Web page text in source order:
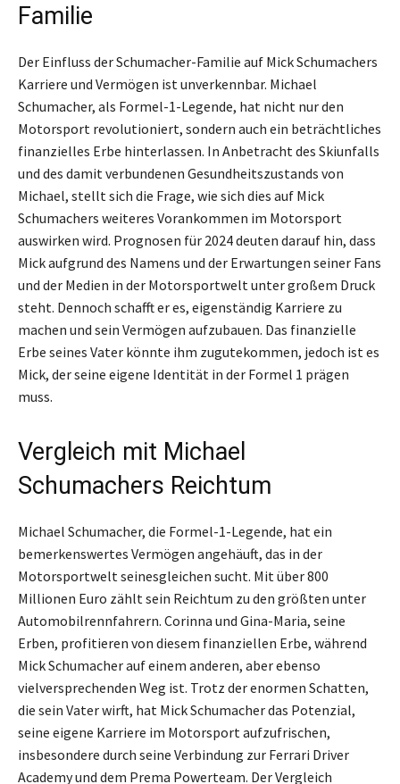
Familie
Der Einfluss der Schumacher-Familie auf Mick Schumachers
Karriere und Vermögen ist unverkennbar. Michael
Schumacher, als Formel-1-Legende, hat nicht nur den
Motorsport revolutioniert, sondern auch ein beträchtliches
finanzielles Erbe hinterlassen. In Anbetracht des Skiunfalls
und des damit verbundenen Gesundheitszustands von
Michael, stellt sich die Frage, wie sich dies auf Mick
Schumachers weiteres Vorankommen im Motorsport
auswirken wird. Prognosen für 2024 deuten darauf hin, dass
Mick aufgrund des Namens und der Erwartungen seiner Fans
und der Medien in der Motorsportwelt unter großem Druck
steht. Dennoch schafft er es, eigenständig Karriere zu
machen und sein Vermögen aufzubauen. Das finanzielle
Erbe seines Vater könnte ihm zugutekommen, jedoch ist es
Mick, der seine eigene Identität in der Formel 1 prägen
muss.
Vergleich mit Michael
Schumachers Reichtum
Michael Schumacher, die Formel-1-Legende, hat ein
bemerkenswertes Vermögen angehäuft, das in der
Motorsportwelt seinesgleichen sucht. Mit über 800
Millionen Euro zählt sein Reichtum zu den größten unter
Automobilrennfahrern. Corinna und Gina-Maria, seine
Erben, profitieren von diesem finanziellen Erbe, während
Mick Schumacher auf einem anderen, aber ebenso
vielversprechenden Weg ist. Trotz der enormen Schatten,
die sein Vater wirft, hat Mick Schumacher das Potenzial,
seine eigene Karriere im Motorsport aufzufrischen,
insbesondere durch seine Verbindung zur Ferrari Driver
Academy und dem Prema Powerteam. Der Vergleich